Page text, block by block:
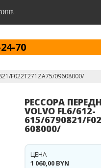
70
F022T271ZA75/09608000/
РЕССОРА
VOLVO FL6/612-
615/6790821/
608000/
1 060,00 BYN
ЦЕНА